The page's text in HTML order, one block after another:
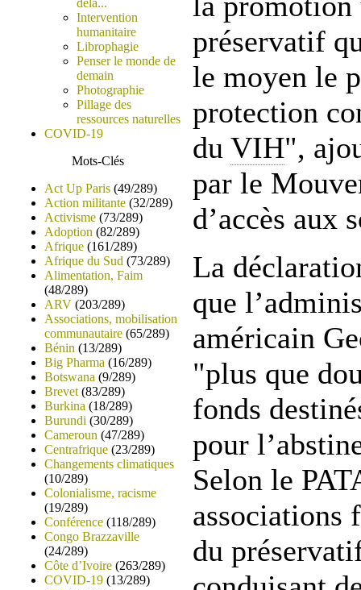
dela...
Intervention
humanitaire
Librophagie
Penser le monde de
demain
Photographie
Pillage des
ressources naturelles
COVID-19
Mots-Clés
Act Up Paris (49/289)
Action militante (32/289)
Activisme (73/289)
Adoption (82/289)
Afrique (161/289)
Afrique du Sud (73/289)
Alimentation, Faim
(48/289)
ARV (203/289)
Associations, mobilisation
communautaire (65/289)
Bénin (13/289)
Big Pharma (16/289)
Botswana (9/289)
Brevet (83/289)
Burkina (18/289)
Burundi (30/289)
Cameroun (47/289)
Centrafrique (23/289)
Changements climatiques
(10/289)
Colonialisme, racisme
(19/289)
Conférence (118/289)
Congo Brazzaville
(24/289)
Côte d’Ivoire (263/289)
COVID-19 (13/289)
préservatif
le moyen le
protection
du VIH",
par le
d’accès aux
La
que
américain
"plus que
fonds
pour
Selon le
associations
du